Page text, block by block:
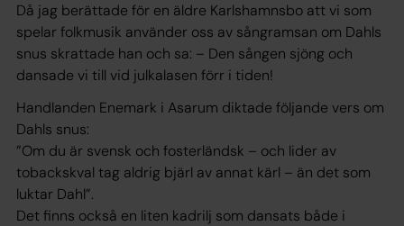
Då jag berättade för en äldre Karlshamnsbo att vi som
spelar folkmusik använder oss av sångramsan om Dahls
snus skrattade han och sa: – Den sången sjöng och
dansade vi till vid julkalasen förr i tiden!
Handlanden Enemark i Asarum diktade följande vers om
Dahls snus:
”Om du är svensk och fosterländsk – och lider av
tobackskval tag aldrig bjärl av annat kärl – än det som
luktar Dahl”.
Det finns också en liten kadrilj som dansats både i